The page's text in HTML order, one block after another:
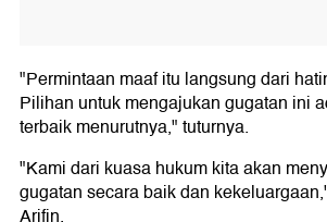
"Permintaan maaf itu langsung dari
Pilihan untuk mengajukan gugatan ini
terbaik menurutnya," tuturnya.
"Kami dari kuasa hukum kita akan
gugatan secara baik dan